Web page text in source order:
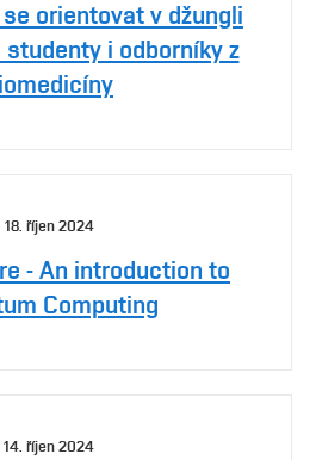
orientovat v džungli
studenty i odborníky z
18. říjen 2024
- An introduction to
Computing
14. říjen 2024